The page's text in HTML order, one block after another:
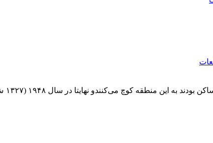
کوچ می‌کنندو نهایتا در سال ۱۹۴۸ (۱۳۲۷ ش) رسما اعلام تشکیل دولت و کشور اسرائیل است